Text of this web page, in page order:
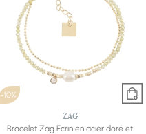
-10%
ZAG
Bracelet Zag Ecrin en acier doré et